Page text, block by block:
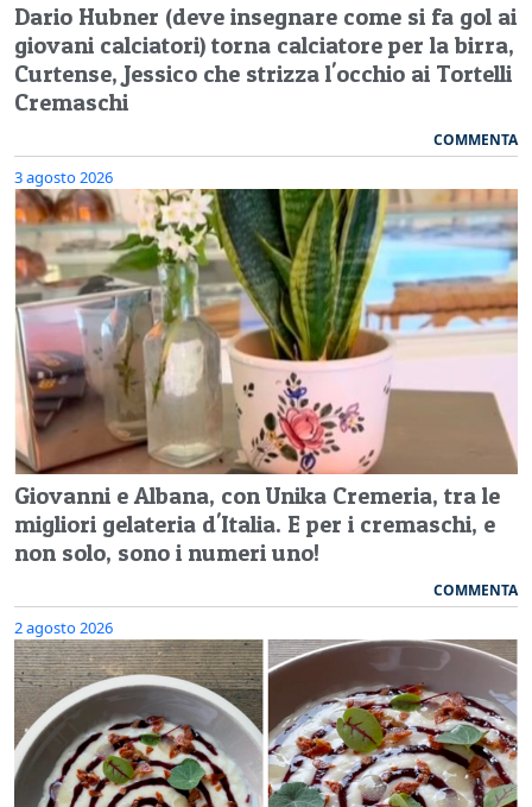
Dario Hubner (deve insegnare come si fa gol ai
giovani calciatori) torna calciatore per la birra,
Curtense, Jessico che strizza l'occhio ai Tortelli
Cremaschi
COMMENTA
3 agosto 2026
Giovanni e Albana, con Unika Cremeria, tra le
migliori gelateria d'Italia. E per i cremaschi, e
non solo, sono i numeri uno!
COMMENTA
2 agosto 2026